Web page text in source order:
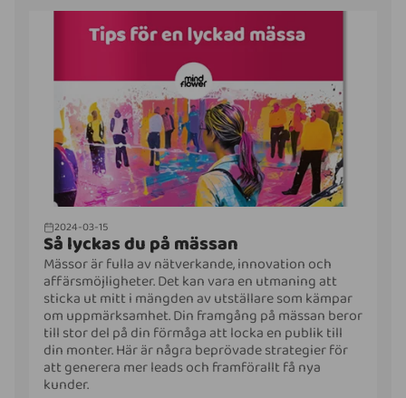
2024-03-15
Så lyckas du på mässan
Mässor är fulla av nätverkande, innovation och
affärsmöjligheter. Det kan vara en utmaning att
sticka ut mitt i mängden av utställare som kämpar
om uppmärksamhet. Din framgång på mässan beror
till stor del på din förmåga att locka en publik till
din monter. Här är några beprövade strategier för
att generera mer leads och framförallt få nya
kunder.